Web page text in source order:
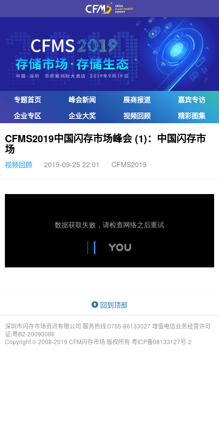
专题首页 峰会新闻 展商报道
嘉宾专访
企业专区
企业大奖 视频回顾 精彩图集
CFMS2019中国闪存市场峰会 (1)：中国闪存市
场
视频回顾 2019-09-25 22:01 CFMS2019
回到顶部
深圳市闪存市场资讯有限公司 服务热线:0755-86133027 增值电信业务经营许可
证:粤B2-20090086
Copyright © 2008-2019 CFM闪存市场 版权所有 粤ICP备08133127号-2